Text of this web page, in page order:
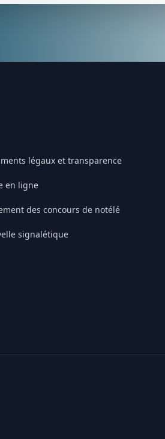
légaux et transparence
en ligne
des concours de notélé
signalétique